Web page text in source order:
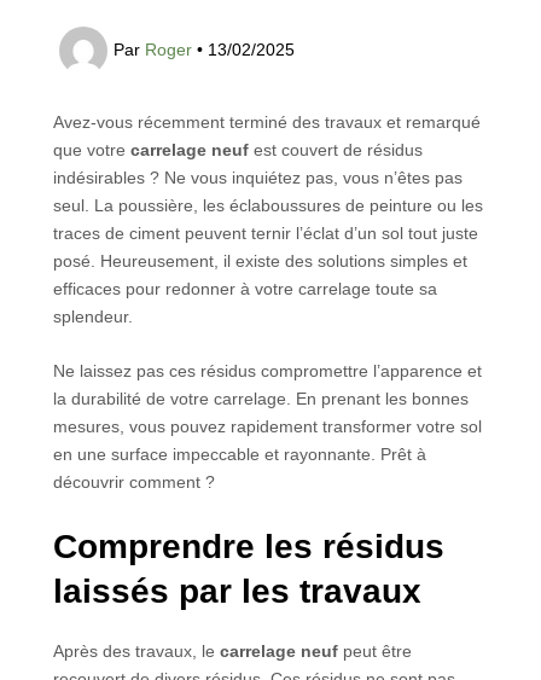
Par Roger • 13/02/2025
Avez-vous récemment terminé des travaux et remarqué
que votre carrelage neuf est couvert de résidus
indésirables ? Ne vous inquiétez pas, vous n’êtes pas
seul. La poussière, les éclaboussures de peinture ou les
traces de ciment peuvent ternir l’éclat d’un sol tout juste
posé. Heureusement, il existe des solutions simples et
efficaces pour redonner à votre carrelage toute sa
splendeur.
Ne laissez pas ces résidus compromettre l’apparence et
la durabilité de votre carrelage. En prenant les bonnes
mesures, vous pouvez rapidement transformer votre sol
en une surface impeccable et rayonnante. Prêt à
découvrir comment ?
Comprendre les résidus
laissés par les travaux
Après des travaux, le carrelage neuf peut être